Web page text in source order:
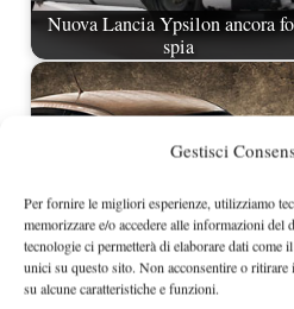
Gestisci
Per fornire le migliori esperienze, utilizziamo
memorizzare e/o accedere alle informazioni del
tecnologie ci permetterà di elaborare dati
unici su questo sito. Non acconsentire o
su alcune caratteristiche e funzioni.
Nuova Lancia Ypsilon ancora
spia